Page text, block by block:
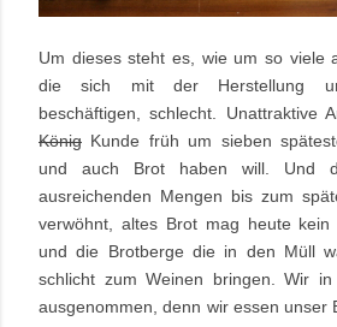
Um dieses steht es, wie um so viele
die sich mit der Herstellung
beschäftigen, schlecht. Unattraktive
König Kunde früh um sieben
und auch Brot haben will. Und
ausreichenden Mengen bis zum
verwöhnt, altes Brot mag heute kein
und die Brotberge die in den Müll
schlicht zum Weinen bringen. Wir
ausgenommen, denn wir essen unser